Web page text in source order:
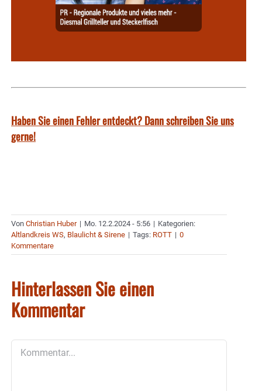
Haben Sie einen Fehler entdeckt? Dann schreiben Sie uns
gerne!
Von Christian Huber | Mo. 12.2.2024 - 5:56 | Kategorien:
Altlandkreis WS, Blaulicht & Sirene | Tags: ROTT | 0
Kommentare
Hinterlassen Sie einen
Kommentar